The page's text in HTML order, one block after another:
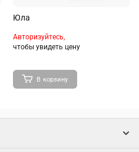
Юла
Авторизуйтесь,
чтобы увидеть цену
В корзину